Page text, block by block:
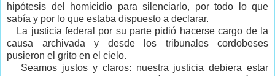
hipótesis del homicidio para silenciarlo, por todo lo que
sabía y por lo que estaba dispuesto a declarar.
La justicia federal por su parte pidió hacerse cargo de la
causa archivada y desde los tribunales cordobeses
pusieron el grito en el cielo.
Seamos justos y claros: nuestra justicia debiera estar